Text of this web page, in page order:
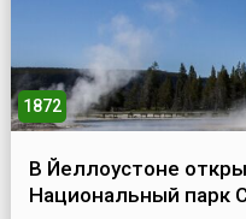
1872
В Йеллоустоне
Национальный парк